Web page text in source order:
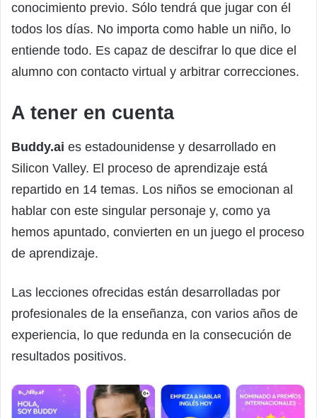
conocimiento previo. Sólo tendrá que jugar con él
todos los días. No importa como hable un niño, lo
entiende todo. Es capaz de descifrar lo que dice el
alumno con contacto virtual y arbitrar correcciones.
A tener en cuenta
Buddy.ai es estadounidense y desarrollado en
Silicon Valley. El proceso de aprendizaje está
repartido en 14 temas. Los niños se emocionan al
hablar con este singular personaje y, como ya
hemos apuntado, convierten en un juego el proceso
de aprendizaje.
Las lecciones ofrecidas están desarrolladas por
profesionales de la enseñanza, con varios años de
experiencia, lo que redunda en la consecución de
resultados positivos.